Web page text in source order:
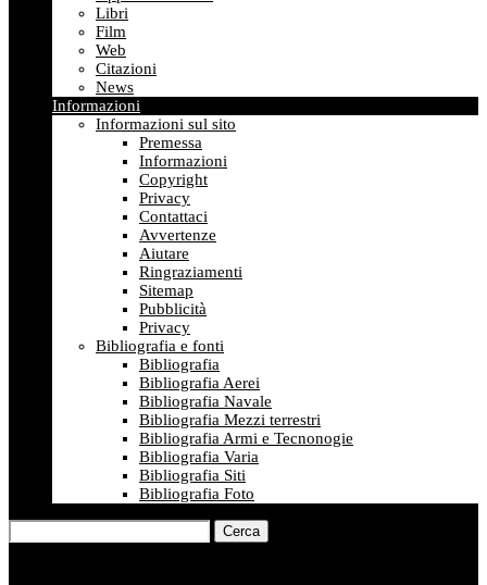
Libri
Film
Web
Citazioni
News
Informazioni
Informazioni sul sito
Premessa
Informazioni
Copyright
Privacy
Contattaci
Avvertenze
Aiutare
Ringraziamenti
Sitemap
Pubblicità
Privacy
Bibliografia e fonti
Bibliografia
Bibliografia Aerei
Bibliografia Navale
Bibliografia Mezzi terrestri
Bibliografia Armi e Tecnonogie
Bibliografia Varia
Bibliografia Siti
Bibliografia Foto
Cerca